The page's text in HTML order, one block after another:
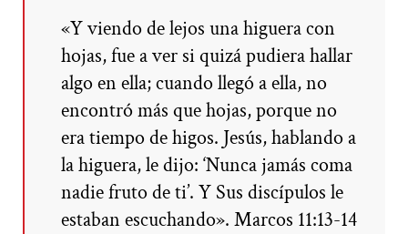
«Y viendo de lejos una higuera con
hojas, fue a ver si quizá pudiera hallar
algo en ella; cuando llegó a ella, no
encontró más que hojas, porque no
era tiempo de higos. Jesús, hablando a
la higuera, le dijo: ‘Nunca jamás coma
nadie fruto de ti’. Y Sus discípulos le
estaban escuchando». Marcos 11:13-14